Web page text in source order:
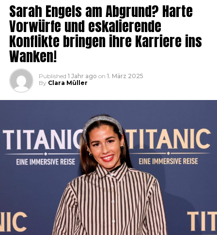
Sarah Engels am Abgrund? Harte
Vorwürfe und eskalierende
Konflikte bringen ihre Karriere ins
Wanken!
Published 1 Jahr ago on 1. März 2025
By Clara Müller